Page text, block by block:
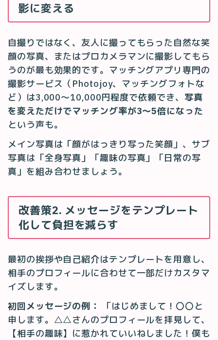
影に変える
自撮りではなく、友人に撮ってもらった自然な笑
顔の写真、またはプロカメラマンに撮影してもら
うのが最も効果的です。マッチングアプリ専門の
撮影サービス（Photojoy、マッチングフォトな
ど）は3,000〜10,000円程度で依頼でき、 写真
を変えただけでマッチング率が3〜5倍になった
という声も。
メイン写真は「顔がはっきり写った笑顔」、サブ
写真は「全身写真」「趣味の写真」「日常の写
真」を組み合わせましょう。
改善策2. メッセージをテンプレート
化して負担を減らす
最初の挨拶や自己紹介はテンプレートを用意し、
相手のプロフィールに合わせて一部だけカスタマ
イズします。
初回メッセージの例：
「はじめまして！〇〇と
申します。△△さんのプロフィールを拝見して、
【相手の趣味】に惹かれていいねしました！僕も